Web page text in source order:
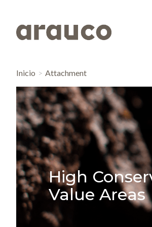
Inicio Attachment
High
Value Areas